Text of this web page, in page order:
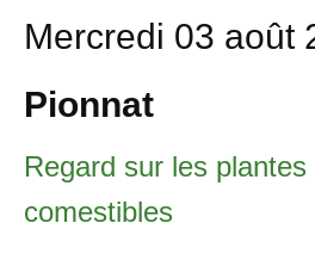
Mercredi 03 août
Pionnat
Regard sur les
comestibles